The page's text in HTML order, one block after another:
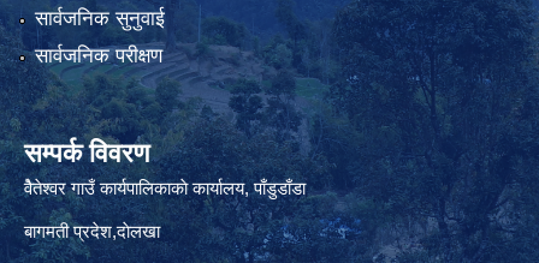
सार्वजनिक सुनुवाई
सार्वजनिक परीक्षण
सम्पर्क विवरण
वैेतेश्वर गाउँ कार्यपालिकाकाे कार्यालय, पाँडुडाँडा
बागमती‌ प्रदेश,दाेलखा